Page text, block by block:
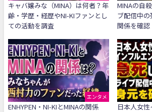
キャバ嬢みな（MINA）は何者？年
齢・学歴・経歴やNI-KIファンとし
ての活動を調査
MINAの自
ブ配信中
関係を確認
エンタメ
ENHYPEN・NI-KIとMINAの関係
日本人女